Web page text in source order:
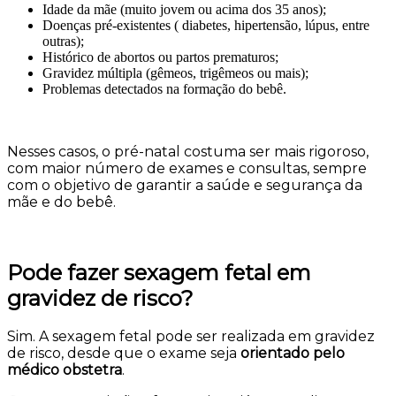
Idade da mãe (muito jovem ou acima dos 35 anos);
Doenças pré-existentes ( diabetes, hipertensão, lúpus, entre
outras);
Histórico de abortos ou partos prematuros;
Gravidez múltipla (gêmeos, trigêmeos ou mais);
Problemas detectados na formação do bebê.
Nesses casos, o pré-natal costuma ser mais rigoroso,
com maior número de exames e consultas, sempre
com o objetivo de garantir a saúde e segurança da
mãe e do bebê.
Pode fazer sexagem fetal em
gravidez de risco?
Sim. A sexagem fetal pode ser realizada em gravidez
de risco, desde que o exame seja orientado pelo
médico obstetra.